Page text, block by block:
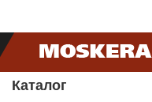
Каталог